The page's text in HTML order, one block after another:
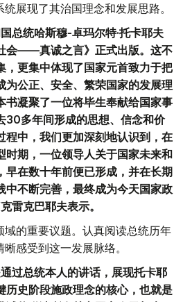
展现了其治国理念和发展思路。
总统哈斯穆-卓玛尔特·托卡耶夫
会——真诚之言》正式出版。这不
，更集中体现了国家元首致力于把
为公正、安全、繁荣国家的发展理
书凝聚了一位将毕生奉献给国家事
30多年间形成的思想、信念和价
程中，我们更加深刻地认识到，在
时期，一位领导人关于国家未来和
早在数十年前便已形成，并在长期
中不断完善，最终成为今天国家政
雷克巴耶夫表示。
的重要议题。认真阅读总统历年
感受到这一发展脉络。
过总统本人的讲话，展现托卡耶
历史阶段施政理念的核心，也就是